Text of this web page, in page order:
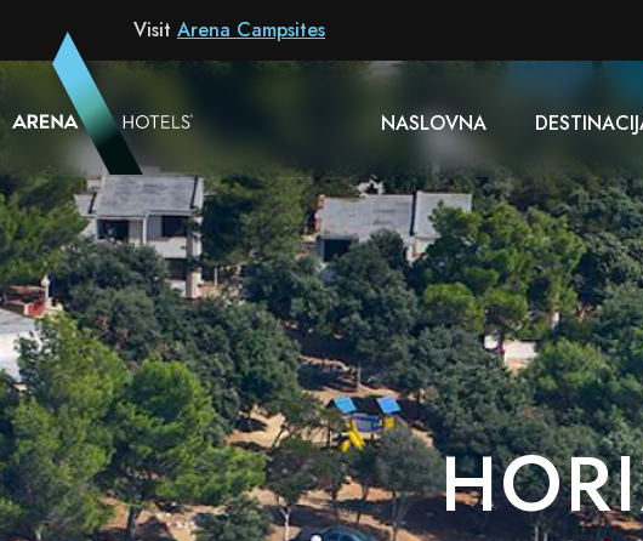
Visit Arena Campsites
NASLOVNA